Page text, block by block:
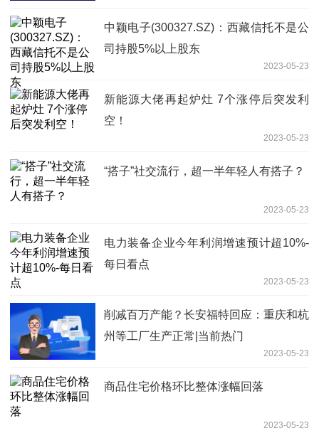
中颖电子(300327.SZ)：西藏信托不是公
司持股5%以上股东
2023-05-23
新能源大佬再起炉灶 7个涨停后突发利
空！
2023-05-23
“搭子”社交流行，超一半年轻人有搭子？
2023-05-23
电力装备企业今年利润增速预计超10%-
每日看点
2023-05-23
削减百万产能？长安福特回应：重庆和杭
州等工厂生产正常|当前热门
2023-05-23
商品住宅价格环比整体涨幅回落
2023-05-23